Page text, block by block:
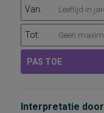
Van:
Tot:
PAS TOE
Interpretatie door